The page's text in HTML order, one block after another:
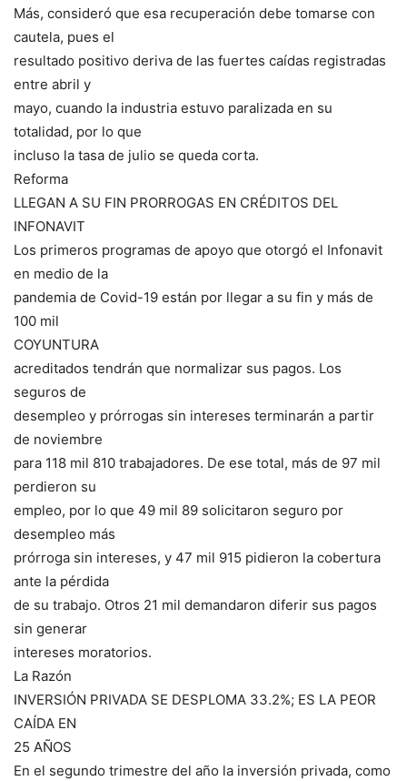
Más, consideró que esa recuperación debe tomarse con
cautela, pues el
resultado positivo deriva de las fuertes caídas registradas
entre abril y
mayo, cuando la industria estuvo paralizada en su
totalidad, por lo que
incluso la tasa de julio se queda corta.
Reforma
LLEGAN A SU FIN PRORROGAS EN CRÉDITOS DEL
INFONAVIT
Los primeros programas de apoyo que otorgó el Infonavit
en medio de la
pandemia de Covid-19 están por llegar a su fin y más de
100 mil
COYUNTURA
acreditados tendrán que normalizar sus pagos. Los
seguros de
desempleo y prórrogas sin intereses terminarán a partir
de noviembre
para 118 mil 810 trabajadores. De ese total, más de 97 mil
perdieron su
empleo, por lo que 49 mil 89 solicitaron seguro por
desempleo más
prórroga sin intereses, y 47 mil 915 pidieron la cobertura
ante la pérdida
de su trabajo. Otros 21 mil demandaron diferir sus pagos
sin generar
intereses moratorios.
La Razón
INVERSIÓN PRIVADA SE DESPLOMA 33.2%; ES LA PEOR
CAÍDA EN
25 AÑOS
En el segundo trimestre del año la inversión privada, como